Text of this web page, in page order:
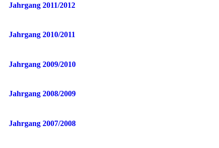
Jahrgang 2011/2012
Jahrgang 2010/2011
Jahrgang 2009/2010
Jahrgang 2008/2009
Jahrgang 2007/2008